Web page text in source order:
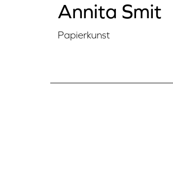
Annita Smit
Papierkunst